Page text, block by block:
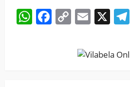
WhatsApp
Facebook
CopyEmail
X